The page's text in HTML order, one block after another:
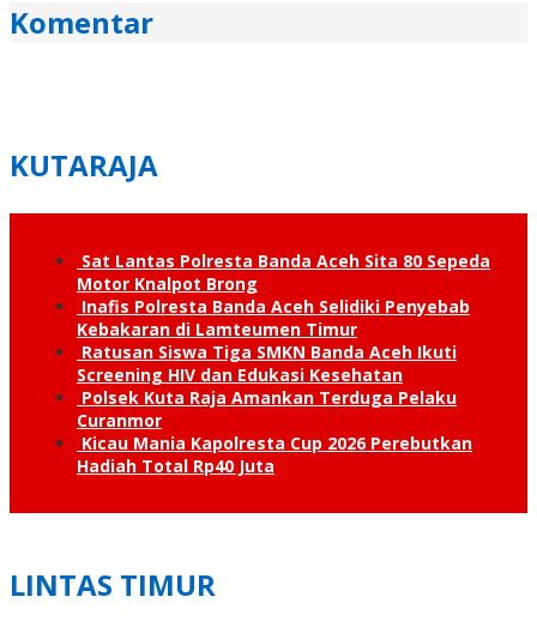
Komentar
KUTARAJA
Sat Lantas Polresta Banda Aceh Sita 80 Sepeda
Motor Knalpot Brong
Inafis Polresta Banda Aceh Selidiki Penyebab
Kebakaran di Lamteumen Timur
Ratusan Siswa Tiga SMKN Banda Aceh Ikuti
Screening HIV dan Edukasi Kesehatan
Polsek Kuta Raja Amankan Terduga Pelaku
Curanmor
Kicau Mania Kapolresta Cup 2026 Perebutkan
Hadiah Total Rp40 Juta
LINTAS TIMUR